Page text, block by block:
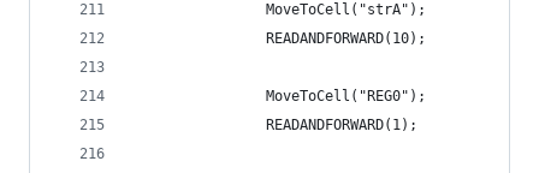
                MoveToCell("strA");
                READANDFORWARD(10);
                MoveToCell("REG0");
                READANDFORWARD(1);